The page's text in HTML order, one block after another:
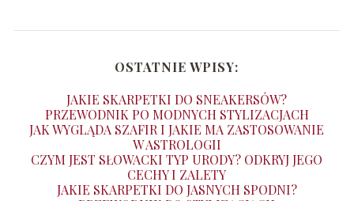
OSTATNIE WPISY:
JAKIE SKARPETKI DO SNEAKERSÓW?
PRZEWODNIK PO MODNYCH STYLIZACJACH
JAK WYGLĄDA SZAFIR I JAKIE MA ZASTOSOWANIE
W ASTROLOGII
CZYM JEST SŁOWACKI TYP URODY? ODKRYJ JEGO
CECHY I ZALETY
JAKIE SKARPETKI DO JASNYCH SPODNI?